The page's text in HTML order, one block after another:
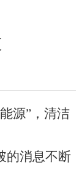
源”，清洁
消息不断